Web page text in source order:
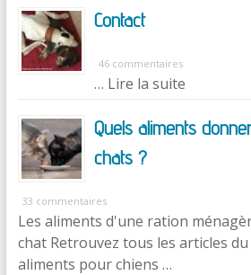
Contact
46 commentaires
… Lire la suite
Quels aliments
chats ?
33 commentaires
Les aliments d'une ration
chat Retrouvez tous les articles
aliments pour chiens …